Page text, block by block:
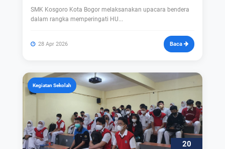
SMK Kosgoro Kota Bogor melaksanakan upacara bendera
dalam rangka memperingati HU...
28 Apr 2026 Baca
Kegiatan Sekolah
20